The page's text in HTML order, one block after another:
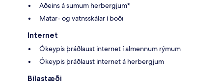
Aðeins á sumum herbergjum*
Matar- og vatnsskálar í boði
Internet
Ókeypis þráðlaust internet í almennum rýmum
Ókeypis þráðlaust internet á herbergjum
Bílastæði